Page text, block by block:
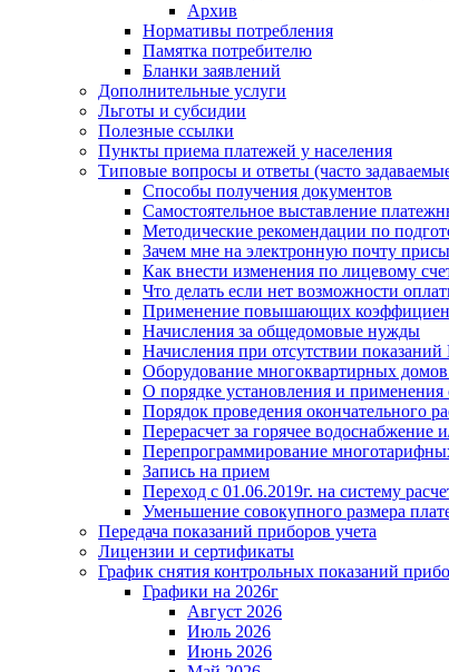
Архив
Нормативы потребления
Памятка потребителю
Бланки заявлений
Дополнительные услуги
Льготы и субсидии
Полезные ссылки
Пункты приема платежей у населения
Типовые вопросы и ответы (часто
Способы получения документов
Самостоятельное выставление
Методические рекомендации по
Зачем мне на электронную почту
Как внести изменения по лицевому
Что делать если нет возможности
Применение повышающих
Начисления за общедомовые нужды
Начисления при отсутствии
Оборудование многоквартирных
О порядке установления и
Порядок проведения окончательного
Перерасчет за горячее
Перепрограммирование
Запись на прием
Переход с 01.06.2019г. на систему
Уменьшение совокупного размера
Передача показаний приборов учета
Лицензии и сертификаты
График снятия контрольных показаний
Графики на 2026г
Август 2026
Июль 2026
Июнь 2026